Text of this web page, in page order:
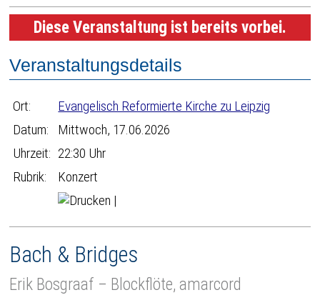
Diese Veranstaltung ist bereits vorbei.
Veranstaltungsdetails
Ort:
Evangelisch Reformierte Kirche zu Leipzig
Datum:
Mittwoch, 17.06.2026
Uhrzeit: 22:30 Uhr
Rubrik:
Konzert
|
Bach & Bridges
Erik Bosgraaf – Blockflöte, amarcord